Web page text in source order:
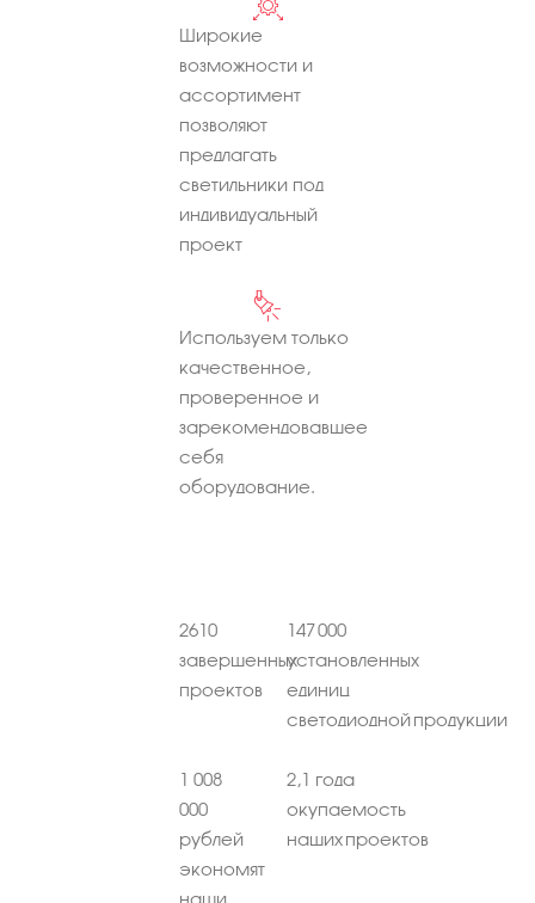
Широкие
возможности и
ассортимент
позволяют
предлагать
светильники под
индивидуальный
проект
Используем только
качественное,
проверенное и
зарекомендовавшее
себя
оборудование.
2610
завершенных
проектов
147 000
установленных
единиц
светодиодной продукции
1 008
000
рублей
экономят
наши
2,1 года
окупаемость
наших проектов